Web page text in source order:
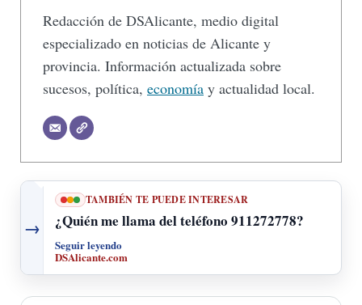
Redacción de DSAlicante, medio digital
especializado en noticias de Alicante y
provincia. Información actualizada sobre
sucesos, política, economía y actualidad local.
→
TAMBIÉN TE PUEDE INTERESAR
¿Quién me llama del teléfono 911272778?
Seguir leyendo
DSAlicante.com